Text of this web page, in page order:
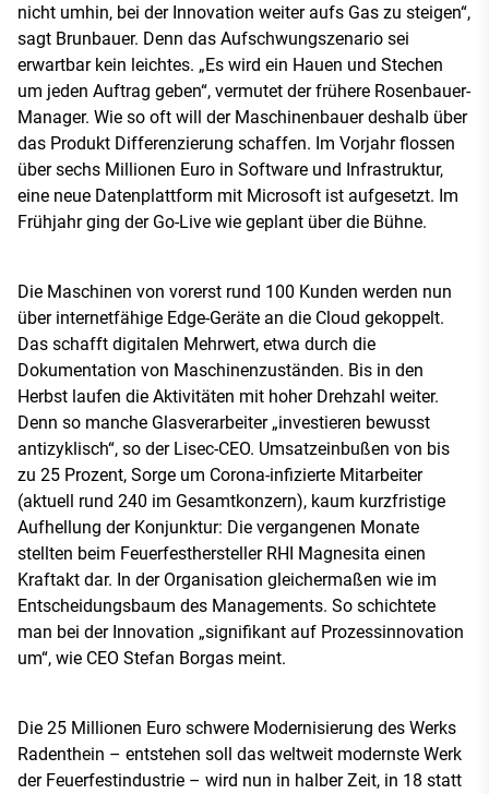
nicht umhin, bei der Innovation weiter aufs Gas zu steigen“,
sagt Brunbauer. Denn das Aufschwungszenario sei
erwartbar kein leichtes. „Es wird ein Hauen und Stechen
um jeden Auftrag geben“, vermutet der frühere Rosenbauer-
Manager. Wie so oft will der Maschinenbauer deshalb über
das Produkt Differenzierung schaffen. Im Vorjahr flossen
über sechs Millionen Euro in Software und Infrastruktur,
eine neue Datenplattform mit Microsoft ist aufgesetzt. Im
Frühjahr ging der Go-Live wie geplant über die Bühne.
Die Maschinen von vorerst rund 100 Kunden werden nun
über internetfähige Edge-Geräte an die Cloud gekoppelt.
Das schafft digitalen Mehrwert, etwa durch die
Dokumentation von Maschinenzuständen. Bis in den
Herbst laufen die Aktivitäten mit hoher Drehzahl weiter.
Denn so manche Glasverarbeiter „investieren bewusst
antizyklisch“, so der Lisec-CEO. Umsatzeinbußen von bis
zu 25 Prozent, Sorge um Corona-infizierte Mitarbeiter
(aktuell rund 240 im Gesamtkonzern), kaum kurzfristige
Aufhellung der Konjunktur: Die vergangenen Monate
stellten beim Feuerfesthersteller RHI Magnesita einen
Kraftakt dar. In der Organisation gleichermaßen wie im
Entscheidungsbaum des Managements. So schichtete
man bei der Innovation „signifikant auf Prozessinnovation
um“, wie CEO Stefan Borgas meint.
Die 25 Millionen Euro schwere Modernisierung des Werks
Radenthein – entstehen soll das weltweit modernste Werk
der Feuerfestindustrie – wird nun in halber Zeit, in 18 statt